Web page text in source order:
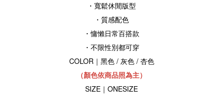
・寬鬆休閒版型
・質感配色
・慵懶日常百搭款
・不限性別都可穿
COLOR｜黑色/ 灰色/ 杏色
（顏色依商品照為主）
SIZE ｜ ONESIZE